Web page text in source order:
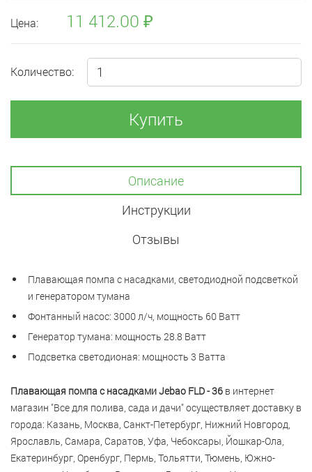
Цена: 11 412.00 ₽
Количество:
Купить
Описание
Инструкции
Отзывы
Плавающая помпа с насадками, светодиодной подсветкой
и генератором тумана
Фонтанный насос: 3000 л/ч, мощность 60 Ватт
Генератор тумана: мощность 28.8 Ватт
Подсветка светодионая: мощность 3 Ватта
Плавающая помпа с насадками Jebao FLD - 36 в интернет
магазин "Все для полива, сада и дачи" осуществляет доставку в
города: Казань, Москва, Санкт-Петербург, Нижний Новгород,
Ярославль, Самара, Саратов, Уфа, Чебоксары, Йошкар-Ола,
Екатеринбург, Оренбург, Пермь, Тольятти, Тюмень, Южно-